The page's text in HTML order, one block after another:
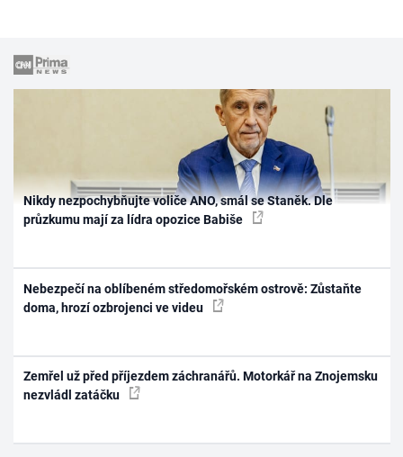
Nikdy nezpochybňujte voliče ANO, smál se Staněk. Dle
průzkumu mají za lídra opozice Babiše
Nebezpečí na oblíbeném středomořském ostrově: Zůstaňte
doma, hrozí ozbrojenci ve videu
Zemřel už před příjezdem záchranářů. Motorkář na Znojemsku
nezvládl zatáčku